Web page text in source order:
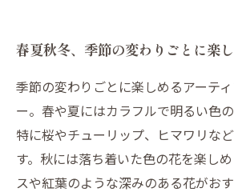
春夏秋冬、季節の変わりごとに楽
季節の変わりごとに楽しめるアーテ
ー。春や夏にはカラフルで明るい色の
特に桜やチューリップ、ヒマワリな
す。秋には落ち着いた色の花を楽し
スや紅葉のような深みのある花がお